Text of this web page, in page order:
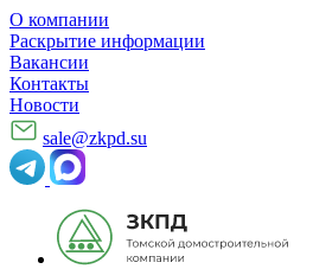
О компании
Раскрытие информации
Вакансии
Контакты
Новости
sale@zkpd.su